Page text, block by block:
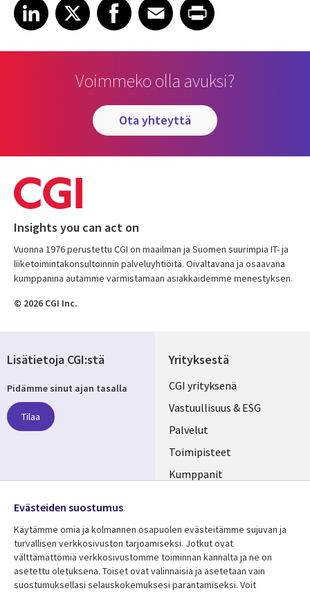
Share article on LinkedIn
LinkedIn
Share article on XShare article on Facebook
Facebook
Share article on Email
EmailShare article on Print
Voimmeko olla avuksi?
ota yhteyttä
Insights you can act on
Vuonna 1976 perustettu CGI on maailman ja Suomen suurimpia IT- ja
liiketoimintakonsultoinnin palveluyhtiöitä. Oivaltavana ja osaavana
kumppanina autamme varmistamaan asiakkaidemme menestyksen.
© 2026 CGI Inc.
Yrityksestä
Useful
links
FINLAND
CGI yrityksenä
Vastuullisuus & ESG
Palvelut
Toimipisteet
Kumppanit
Resurssikeskus Lisätietoa
Lisätietoja CGI:stä
Pidämme sinut ajan tasalla
Tilaa
Media
FINLAND
Evästeiden suostumus
Käytämme omia ja kolmannen osapuolen evästeitämme sujuvan ja
turvallisen verkkosivuston tarjoamiseksi. Jotkut ovat
välttämättömiä verkkosivustomme toiminnan kannalta ja ne on
asetettu oletuksena. Toiset ovat valinnaisia ​​ja asetetaan vain
suostumuksellasi selauskokemuksesi parantamiseksi. Voit